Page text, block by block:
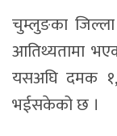
चुम्लुङका
आतिथ्यतामा
यसअघि दमक
भईसकेको छ ।